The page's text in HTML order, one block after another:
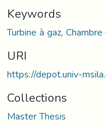
Keywords
Turbine à gaz,
URI
https://depot.univ-
Collections
Master Thesis